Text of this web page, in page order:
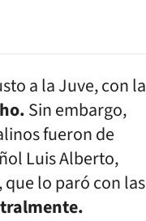
a la Juve, con la
Sin embargo,
fueron de
Luis Alberto,
lo paró con las